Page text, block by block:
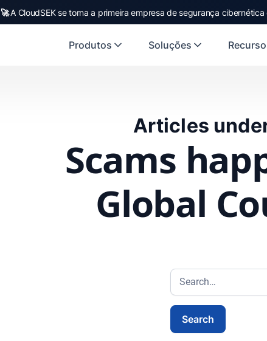
🚀A CloudSEK se torna a primeira empresa de segurança
Produtos Soluções
Articles
Scams
Global